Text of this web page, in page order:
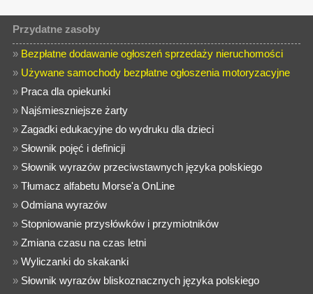
Przydatne zasoby
» Bezpłatne dodawanie ogłoszeń sprzedaży nieruchomości
» Używane samochody bezpłatne ogłoszenia motoryzacyjne
» Praca dla opiekunki
» Najśmieszniejsze żarty
»Zagadki edukacyjne do wydruku dla dzieci
» Słownik pojęć i definicji
» Słownik wyrazów przeciwstawnych języka polskiego
»Tłumacz alfabetu Morse'a OnLine
»Odmiana wyrazów
» Stopniowanie przysłówków i przymiotników
»Zmiana czasu na czas letni
»Wyliczanki do skakanki
» Słownik wyrazów bliskoznacznych języka polskiego